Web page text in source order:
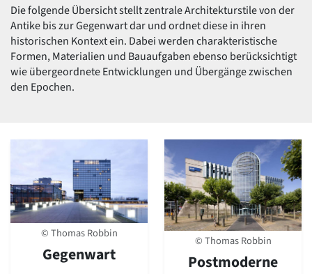
Postmoderne
1950er-70er Jahre
Moderne
Reformarchitektur
Jugendstil
Historismus
Renaissance
Romanik
Vorromanik
Römische Antike
Über uns
Über baukunst-nrw
Fachbeirat
Die folgende Übersicht stellt zentrale Architekturstile von der
Antike bis zur Gegenwart dar und ordnet diese in ihren
historischen Kontext ein. Dabei werden charakteristische
Formen, Materialien und Bauaufgaben ebenso berücksichtigt
wie übergeordnete Entwicklungen und Übergänge zwischen
den Epochen.
© Thomas Robbin
Gegenwart
© Thomas Robbin
Postmoderne